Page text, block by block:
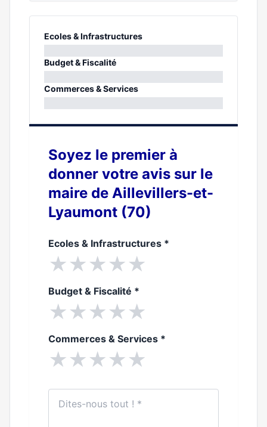
Ecoles & Infrastructures
0%
Budget & Fiscalité
0%
Commerces & Services
Soyez le premier à
donner votre avis sur le
maire de Aillevillers-et-
Lyaumont (70)
Ecoles & Infrastructures *
★★★★★
Budget & Fiscalité *
★★★★★
Commerces & Services *
★★★★★